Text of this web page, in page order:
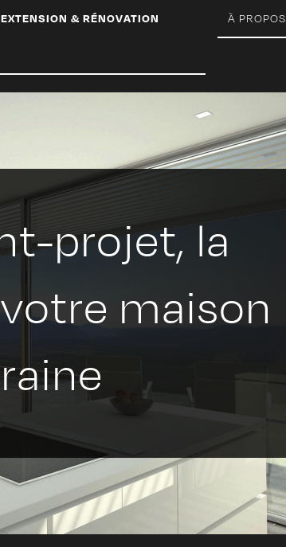
EXTENSION & RÉNOVATION À PROPOS
projet, la
maison